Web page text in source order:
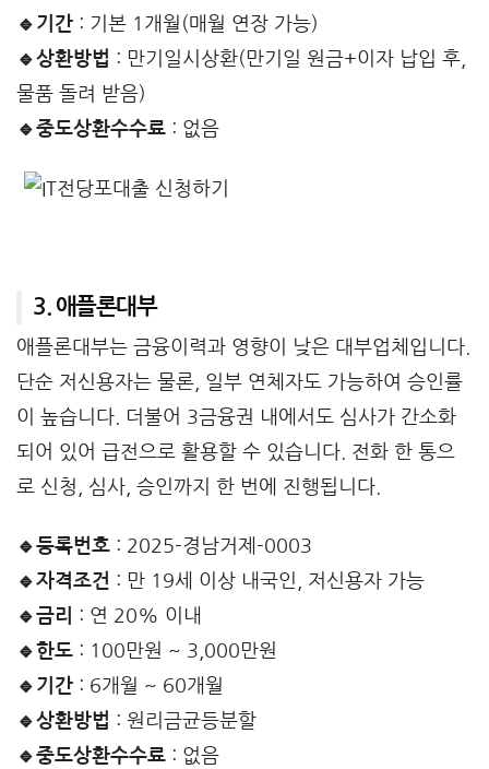
🔹기간 : 기본 1개월(매월 연장 가능)
🔹상환방법 : 만기일시상환(만기일 원금+이자 납입 후,
물품 돌려 받음)
🔹중도상환수수료 : 없음
3. 애플론대부
애플론대부는 금융이력과 영향이 낮은 대부업체입니다.
단순 저신용자는 물론, 일부 연체자도 가능하여 승인률
이 높습니다. 더불어 3금융권 내에서도 심사가 간소화
되어 있어 급전으로 활용할 수 있습니다. 전화 한 통으
로 신청, 심사, 승인까지 한 번에 진행됩니다.
🔹등록번호 : 2025-경남거제-0003
🔹자격조건 : 만 19세 이상 내국인, 저신용자 가능
🔹금리
: 연 20% 이내
🔹한도 : 100만원 ~ 3,000만원
🔹기간 : 6개월 ~ 60개월
🔹상환방법 : 원리금균등분할
🔹중도상환수수료 : 없음